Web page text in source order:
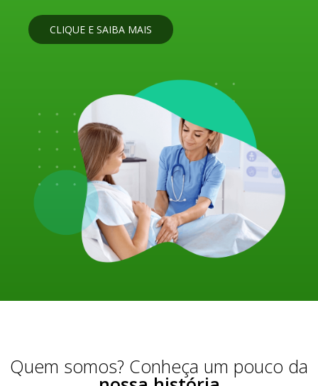
CLIQUE E SAIBA MAIS
Quem somos? Conheça um pouco da